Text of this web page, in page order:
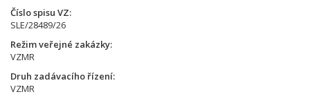
Číslo spisu VZ
SLE/28489/26
Režim veřejné zakázky
VZMR
Druh zadávacího řízení
VZMR